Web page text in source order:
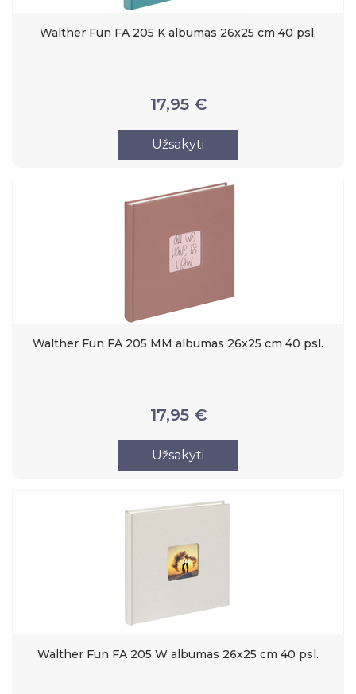
Walther Fun FA 205 K albumas 26x25 cm 40 psl.
17,95 €
Užsakyti
Walther Fun FA 205 MM albumas 26x25 cm 40 psl.
17,95 €
Užsakyti
Walther Fun FA 205 W albumas 26x25 cm 40 psl.